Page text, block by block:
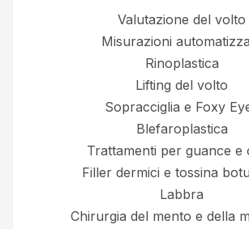
Valutazione del volto
Misurazioni
Rinoplastica
Lifting del volto
Sopracciglia e Foxy
Blefaroplastica
Trattamenti per guance e
Filler dermici e tossina
Labbra
Chirurgia del mento e della